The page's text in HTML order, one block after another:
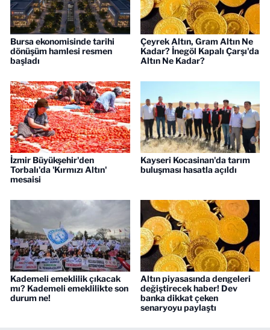
Bursa ekonomisinde tarihi
dönüşüm hamlesi resmen
başladı
Çeyrek Altın, Gram Altın Ne
Kadar? İnegöl Kapalı Çarşı'da
Altın Ne Kadar?
İzmir Büyükşehir'den
Torbalı'da 'Kırmızı Altın'
mesaisi
Kayseri Kocasinan'da tarım
buluşması hasatla açıldı
Kademeli emeklilik çıkacak
mı? Kademeli emeklilikte son
durum ne!
Altın piyasasında dengeleri
değiştirecek haber! Dev
banka dikkat çeken
senaryoyu paylaştı